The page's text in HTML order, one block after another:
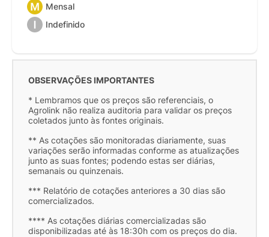
Mensal
Indefinido
OBSERVAÇÕES IMPORTANTES
* Lembramos que os preços são referenciais, o
Agrolink não realiza auditoria para validar os preços
coletados junto às fontes originais.
** As cotações são monitoradas diariamente, suas
variações serão informadas conforme as atualizações
junto as suas fontes; podendo estas ser diárias,
semanais ou quinzenais.
*** Relatório de cotações anteriores a 30 dias são
comercializados.
**** As cotações diárias comercializadas são
disponibilizadas até às 18:30h com os preços do dia.